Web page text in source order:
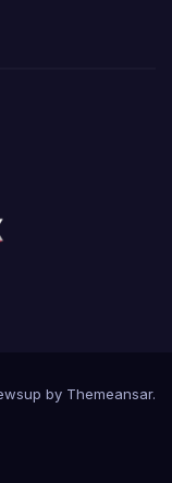
by Themeansar.